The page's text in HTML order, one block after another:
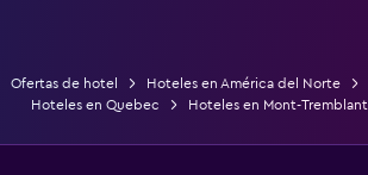
Ofertas de hotel Hoteles en América del Norte
Hoteles en Quebec
Hoteles en Mont-Tremblant